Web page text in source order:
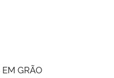
EM GRÃO